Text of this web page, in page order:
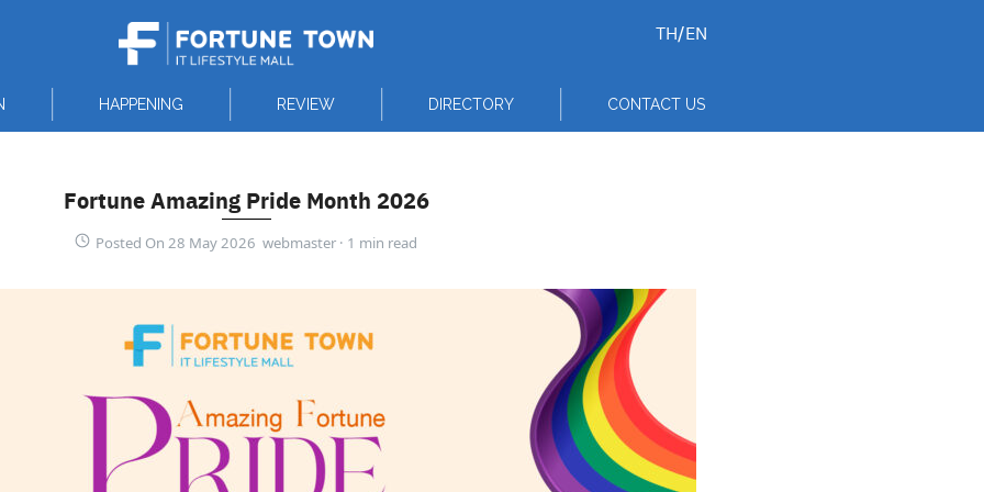
TH/EN
HAPPENING REVIEW DIRECTORY CONTACT US
Fortune Amazing Pride Month 2026
Posted On 28 May 2026 webmaster ·